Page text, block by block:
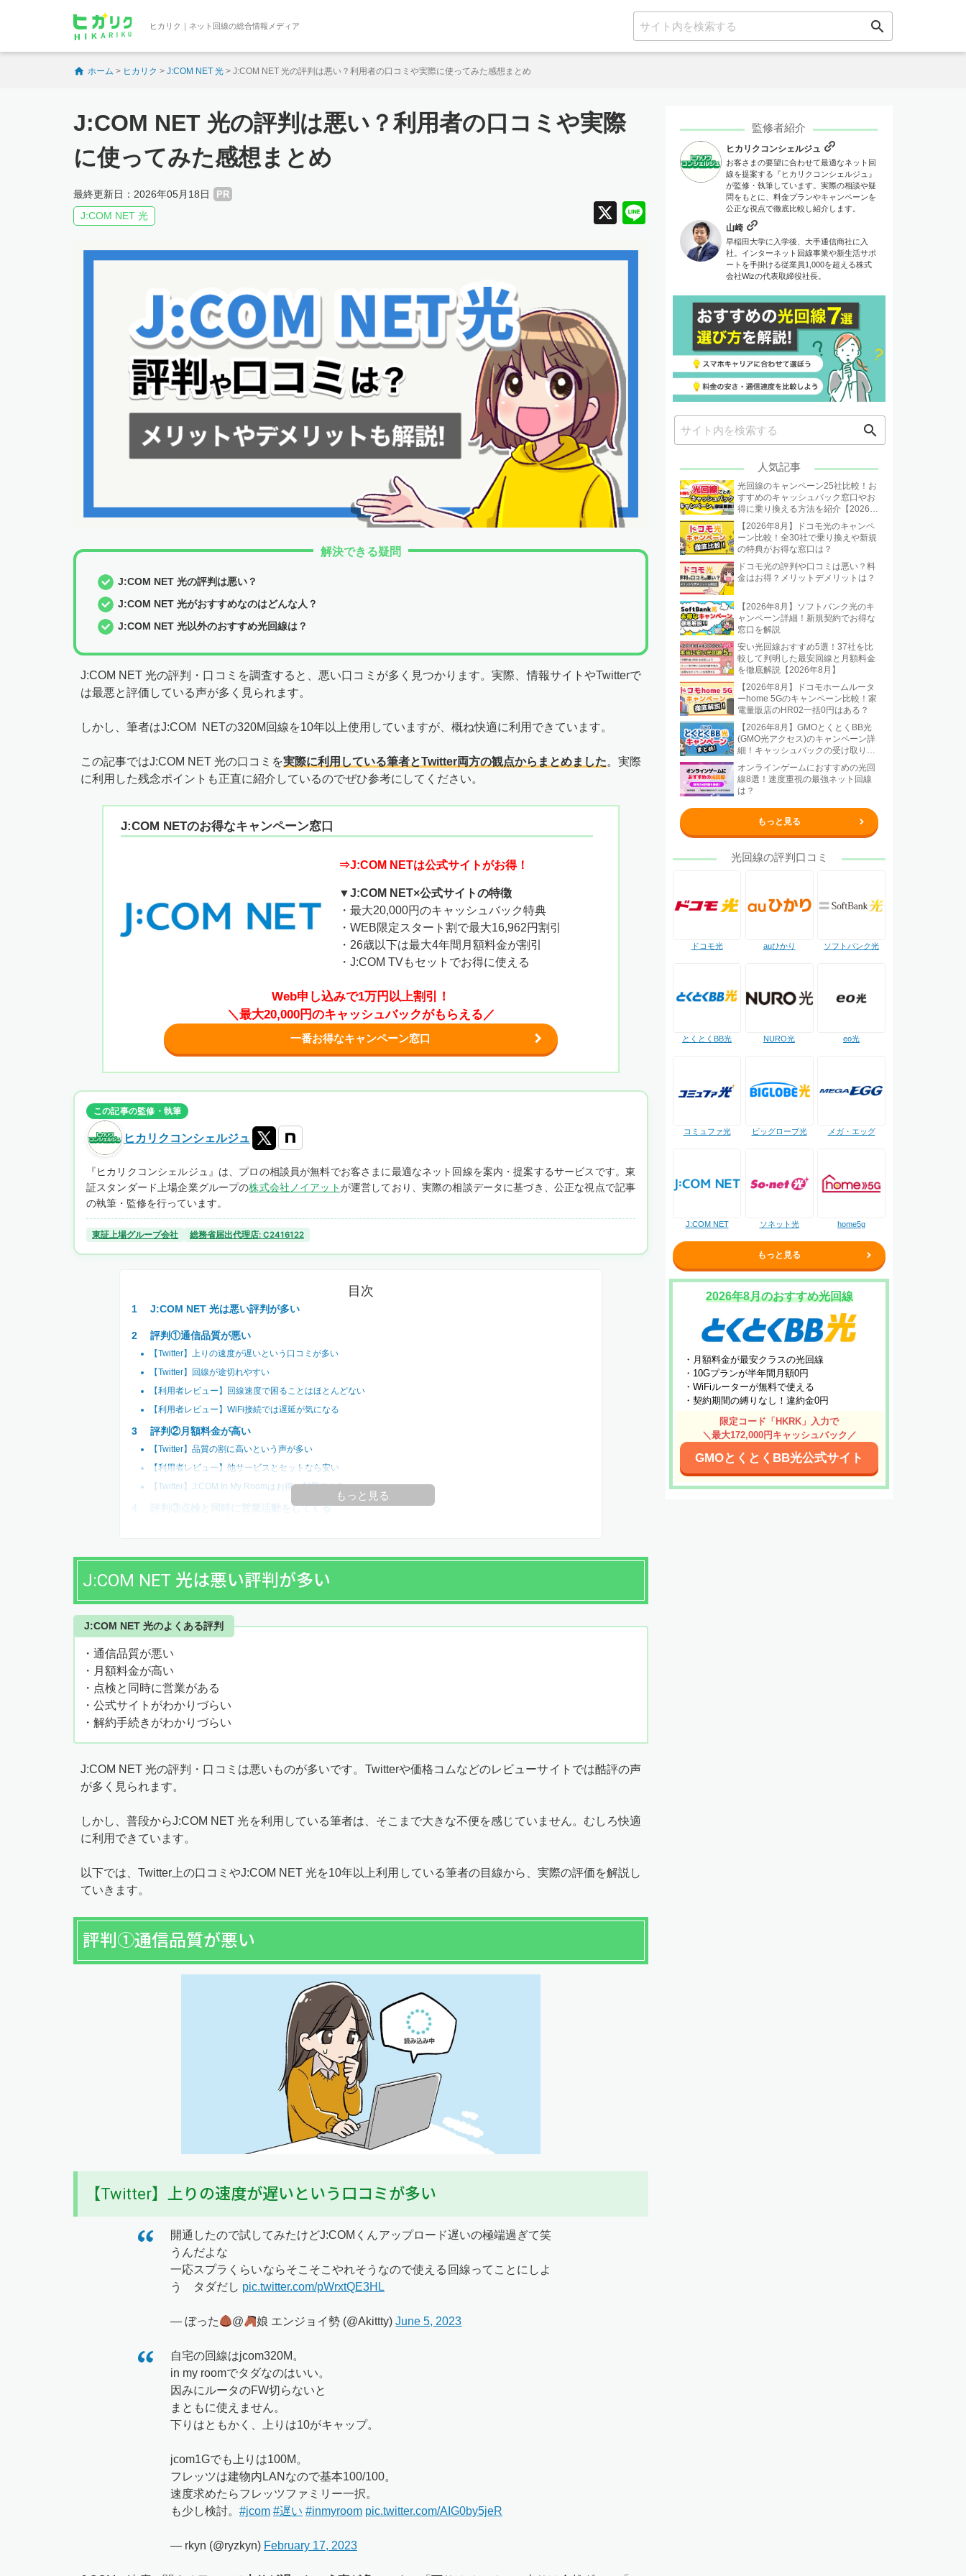
ヒカリク｜ネット回線の総合情報メディア search
ホーム > ヒカリク > J:COM NET 光 > J:COM NET 光の評判は悪い？利用者の口コミや実際に使ってみた感想まとめ
J:COM NET 光の評判は悪い？利用者の口コミや実際
に使ってみた感想まとめ
最終更新日：2026年05月18日 PR
X
J:COM NET 光
解決できる疑問
J:COM NET 光の評判は悪い？
J:COM NET 光がおすすめなのはどんな人？
J:COM NET 光以外のおすすめ光回線は？
J:COM NET 光の評判・口コミを調査すると、悪い口コミが多く見つかります。実際、情報サイトやTwitterで
は最悪と評価している声が多く見られます。
しかし、筆者はJ:COM NETの320M回線を10年以上使用していますが、概ね快適に利用できています。
この記事ではJ:COM NET 光の口コミを実際に利用している筆者とTwitter両方の観点からまとめました。実際
に利用した残念ポイントも正直に紹介しているのでぜひ参考にしてください。
J:COM NETのお得なキャンペーン窓口
⇒J:COM NETは公式サイトがお得！
▼J:COM NET×公式サイトの特徴
・最大20,000円のキャッシュバック特典
・WEB限定スタート割で最大16,962円割引
・26歳以下は最大4年間月額料金が割引
・J:COM TVもセットでお得に使える
Web申し込みで1万円以上割引！
＼最大20,000円のキャッシュバックがもらえる／
一番お得なキャンペーン窓口
この記事の監修・執筆
ヒカリクコンシェルジュ
『ヒカリクコンシェルジュ』は、プロの相談員が無料でお客さまに最適なネット回線を案内・提案するサービスです。東
証スタンダード上場企業グループの株式会社ノイアットが運営しており、実際の相談データに基づき、公正な視点で記事
の執筆・監修を行っています。
東証上場グループ会社 総務省届出代理店: C2416122
目次
J:COM NET 光は悪い評判が多い
評判①通信品質が悪い
【Twitter】上りの速度が遅いという口コミが多い
【Twitter】回線が途切れやすい
【利用者レビュー】回線速度で困ることはほとんどない
【利用者レビュー】WiFi接続では遅延が気になる
評判②月額料金が高い
【Twitter】品質の割に高いという声が多い
【利用者レビュー】他サービスとセットなら安い
【Twitter】J:COM In My Roomはお得に利用できる
評判③点検と同時に営業活動をしてくる
もっと見る
J:COM NET 光は悪い評判が多い
J:COM NET 光のよくある評判
・通信品質が悪い
・月額料金が高い
・点検と同時に営業がある
・公式サイトがわかりづらい
・解約手続きがわかりづらい
J:COM NET 光の評判・口コミは悪いものが多いです。Twitterや価格コムなどのレビューサイトでは酷評の声
が多く見られます。
しかし、普段からJ:COM NET 光を利用している筆者は、そこまで大きな不便を感じていません。むしろ快適
に利用できています。
以下では、Twitter上の口コミやJ:COM NET 光を10年以上利用している筆者の目線から、実際の評価を解説し
ていきます。
評判①通信品質が悪い
【Twitter】上りの速度が遅いという口コミが多い
開通したので試してみたけどJ:COMくんアップロード遅いの極端過ぎて笑
うんだよな
一応スプラくらいならそこそこやれそうなので使える回線ってことにしよ
う タダだし pic.twitter.com/pWrxtQE3HL
— ぼった @ 娘 エンジョイ勢 (@Akittty)June 5, 2023
自宅の回線はjcom320M。
in my roomでタダなのはいい。
因みにルータのFW切らないと
まともに使えません。
下りはともかく、上りは10がキャップ。
jcom1Gでも上りは100M。
フレッツは建物内LANなので基本100/100。
速度求めたらフレッツファミリー一択。
も少し検討。 #jcom #遅い #inmyroom pic.twitter.com/AIG0by5jeR
— rkyn (@ryzkyn) February 17, 2023
監修者紹介
ヒカリクコンシェルジュ
お客さまの要望に合わせて最適なネット回
線を提案する『ヒカリクコンシェルジュ』
が監修・執筆しています。実際の相談や疑
問をもとに、料金プランやキャンペーンを
公正な視点で徹底比較し紹介します。
山崎
早稲田大学に入学後、大手通信商社に入
社。インターネット回線事業や新生活サポ
ートを手掛ける従業員1,000を超える株式
会社Wizの代表取締役社長。
search
人気記事
光回線のキャンペーン25社比較！お
すすめのキャッシュバック窓口やお
得に乗り換える方法を紹介【2026年
8月】
【2026年8月】ドコモ光のキャンペ
ーン比較！全30社で乗り換えや新規
の特典がお得な窓口は？
ドコモ光の評判や口コミは悪い？料
金はお得？メリットデメリットは？
【2026年8月】ソフトバンク光のキ
ャンペーン詳細！新規契約でお得な
窓口を解説
安い光回線おすすめ5選！37社を比
較して判明した最安回線と月額料金
を徹底解説【2026年8月】
【2026年8月】ドコモホームルータ
ーhome 5Gのキャンペーン比較！家
電量販店のHR02一括0円はある？
【2026年8月】GMOとくとくBB光
(GMO光アクセス)のキャンペーン詳
細！キャッシュバックの受け取り方
法も解説
オンラインゲームにおすすめの光回
線8選！速度重視の最強ネット回線
は？
もっと見る
光回線の評判口コミ
ドコモ光 auひかり ソフトバンク光
とくとくBB光 NURO光 eo光
コミュファ光 ビッグローブ光 メガ・エッグ
J:COM NET ソネット光 home5g
もっと見る
2026年8月のおすすめ光回線
・月額料金が最安クラスの光回線
・10Gプランが半年間月額0円
・WiFiルーターが無料で使える
・契約期間の縛りなし！違約金0円
限定コード「HKRK」入力で
＼最大172,000円キャッシュバック／
GMOとくとくBB光公式サイト